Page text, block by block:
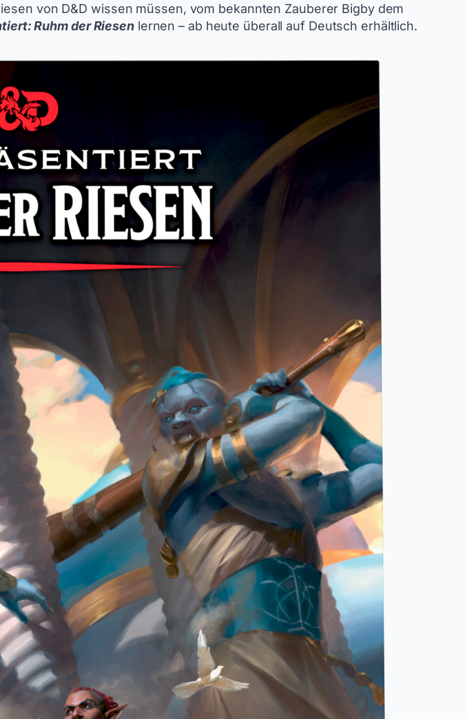
von D&D wissen müssen, vom bekannten Zauberer Bigby dem
Ruhm der Riesenlernen – ab heute überall auf Deutsch erhältlich.